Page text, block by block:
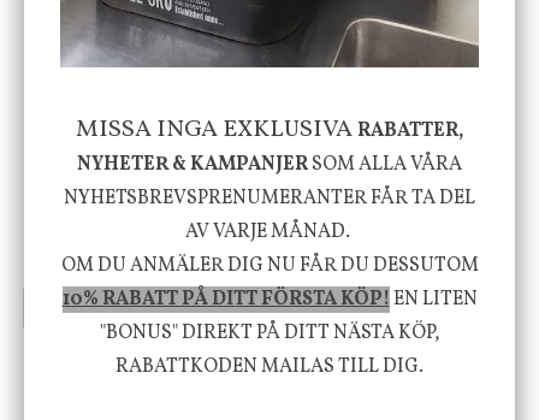
Skål, Hands marmor
635 kr795 kr
-20%
INFO KÖP
Serveringsfat, Ostron,
Stengods
415 kr
INFO KÖP
MISSA INGA EXKLUSIVARABATTER,
NYHETER & KAMPANJERSOM ALLA VÅRA
NYHETSBREVSPRENUMERANTER FÅR TA DEL
AV VARJE MÅNAD.
OM DU ANMÄLER DIG NU FÅR DU DESSUTOM
10% RABATT PÅ DITT FÖRSTA KÖP!EN LITEN
"BONUS" DIREKT PÅ DITT NÄSTA KÖP,
RABATTKODEN MAILAS TILL DIG.